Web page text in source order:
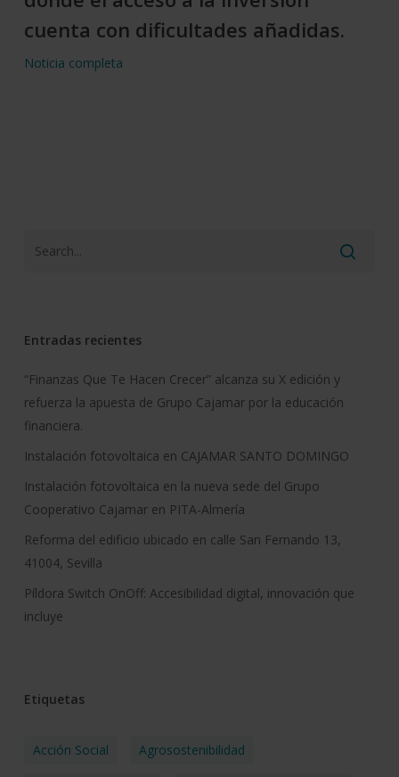
cuenta con dificultades añadidas.
Noticia completa
Entradas recientes
“Finanzas Que Te Hacen Crecer” alcanza su X edición y
refuerza la apuesta de Grupo Cajamar por la educación
financiera.
Instalación fotovoltaica en CAJAMAR SANTO DOMINGO
Instalación fotovoltaica en la nueva sede del Grupo
Cooperativo Cajamar en PITA-Almería
Reforma del edificio ubicado en calle San Fernando 13,
41004, Sevilla
Píldora Switch OnOff: Accesibilidad digital, innovación que
incluye
Etiquetas
Acción Social Agrosostenibilidad